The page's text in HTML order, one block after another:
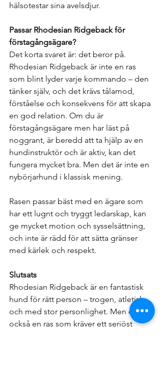
hälsotestar sina avelsdjur.
Passar Rhodesian Ridgeback för
förstagångsägare?
Det korta svaret är: det beror på.
Rhodesian Ridgeback är inte en ras
som blint lyder varje kommando – den
tänker själv, och det krävs tålamod,
förståelse och konsekvens för att skapa
en god relation. Om du är
förstagångsägare men har läst på
noggrant, är beredd att ta hjälp av en
hundinstruktör och är aktiv, kan det
fungera mycket bra. Men det är inte en
nybörjarhund i klassisk mening.
Rasen passar bäst med en ägare som
har ett lugnt och tryggt ledarskap, kan
ge mycket motion och sysselsättning,
och inte är rädd för att sätta gränser
med kärlek och respekt.
Slutsats
Rhodesian Ridgeback är en fantastisk
hund för rätt person – trogen, atletisk
och med stor personlighet. Men det är
också en ras som kräver ett seriöst